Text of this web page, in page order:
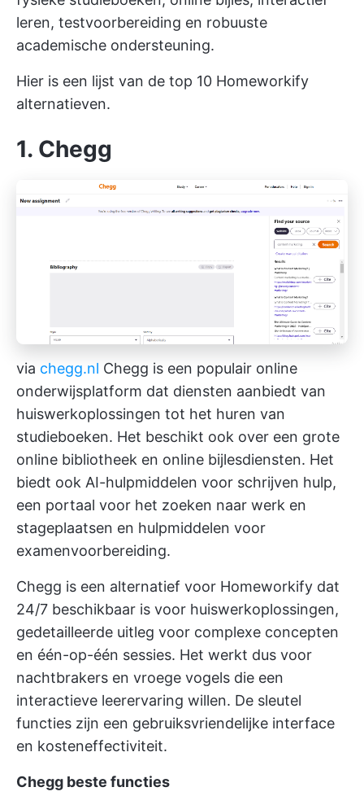
leren, testvoorbereiding en robuuste
academische ondersteuning.
Hier is een lijst van de top 10 Homeworkify
alternatieven.
1. Chegg
via chegg.nl Chegg is een populair online
onderwijsplatform dat diensten aanbiedt van
huiswerkoplossingen tot het huren van
studieboeken. Het beschikt ook over een grote
online bibliotheek en online bijlesdiensten. Het
biedt ook AI-hulpmiddelen voor schrijven hulp,
een portaal voor het zoeken naar werk en
stageplaatsen en hulpmiddelen voor
examenvoorbereiding.
Chegg is een alternatief voor Homeworkify dat
24/7 beschikbaar is voor huiswerkoplossingen,
gedetailleerde uitleg voor complexe concepten
en één-op-één sessies. Het werkt dus voor
nachtbrakers en vroege vogels die een
interactieve leerervaring willen. De sleutel
functies zijn een gebruiksvriendelijke interface
en kosteneffectiviteit.
Chegg beste functies